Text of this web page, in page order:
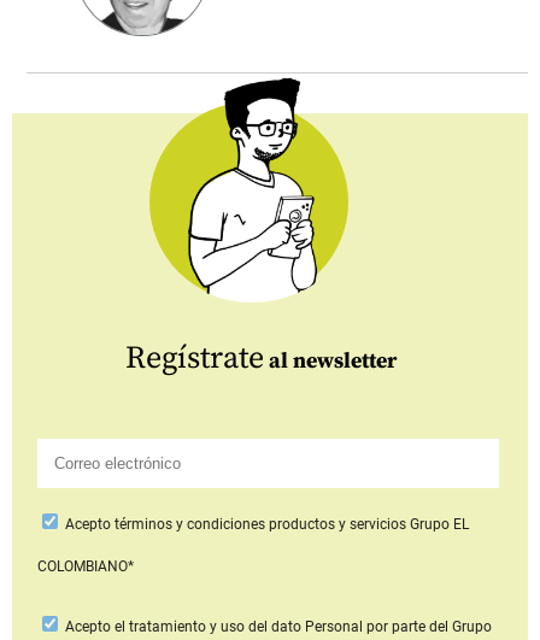
Regístrate al newsletter
Aceptotérminos y condiciones productos y serviciosGrupo EL
COLOMBIANO*
Acepto el tratamiento y uso del dato Personal por parte del Grupo